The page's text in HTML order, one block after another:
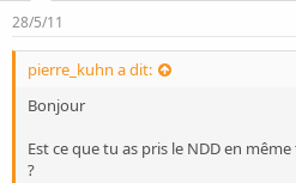
28/5/11
pierre_kuhn a dit:
Bonjour
Est ce que tu as pris le NDD en
?